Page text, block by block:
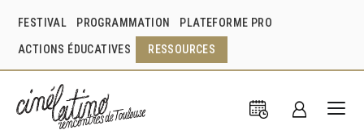
FESTIVAL PROGRAMMATION PLATEFORME PRO
ACTIONS ÉDUCATIVES RESSOURCES